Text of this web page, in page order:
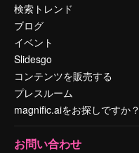
検索トレンド
ブログ
イベント
Slidesgo
コンテンツを販売する
プレスルーム
magnific.aiをお探しですか？
お問い合わせ